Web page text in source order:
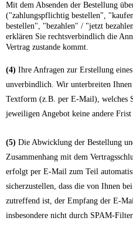
Mit dem Absenden der Bestellung
("zahlungspflichtig bestellen",
bestellen", "bezahlen" / "jetzt
erklären Sie rechtsverbindlich die
Vertrag zustande kommt.
(4) Ihre Anfragen zur Erstellung
unverbindlich. Wir unterbreiten
Textform (z.B. per E-Mail), welches
jeweiligen Angebot keine andere Frist
(5) Die Abwicklung der Bestellung
Zusammenhang mit dem
erfolgt per E-Mail zum Teil
sicherzustellen, dass die von Ihnen
zutreffend ist, der Empfang der E-
insbesondere nicht durch SPAM-